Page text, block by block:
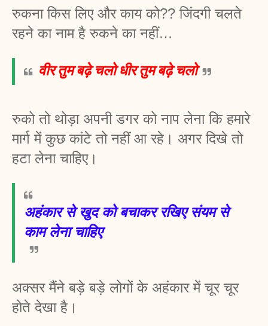
रुकना किस लिए और काय को?? जिंदगी चलते
रहने का नाम है रुकने का नहीं…
वीर तुम बढ़े चलो धीर तुम बढ़े चलो
रुको तो थोड़ा अपनी डगर को नाप लेना कि हमारे
मार्ग में कुछ कांटे तो नहीं आ रहे। अगर दिखे तो
हटा लेना चाहिए।
अहंकार से खुद को बचाकर रखिए संयम से
काम लेना चाहिए
अक्सर मैंने बड़े बड़े लोगों के अहंकार में चूर चूर
होते देखा है।